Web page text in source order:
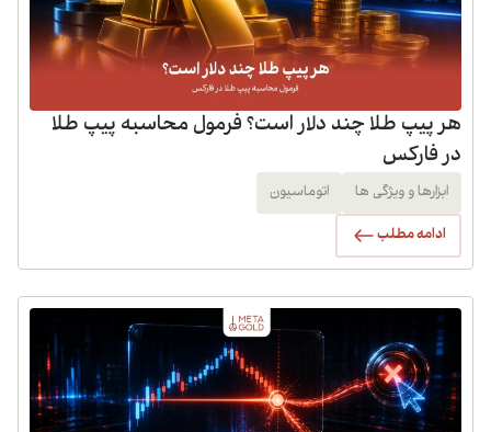
هر پیپ طلا چند دلار است؟ فرمول محاسبه پیپ طلا
در فارکس
ابزارها و ویژگی ها اتوماسیون
ادامه مطلب